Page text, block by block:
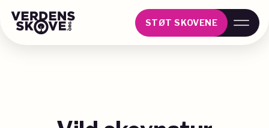
STØT SKOVENE